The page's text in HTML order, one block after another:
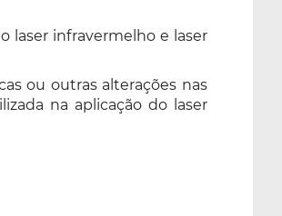
laser infravermelho e laser
ou outras alterações nas
na aplicação do laser